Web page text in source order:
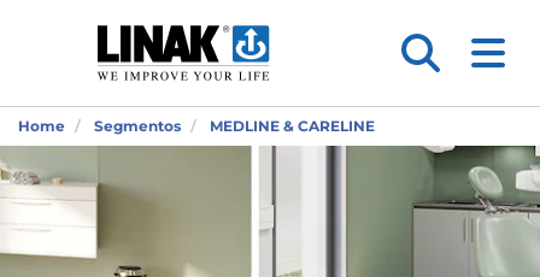
Home Segmentos MEDLINE & CARELINE